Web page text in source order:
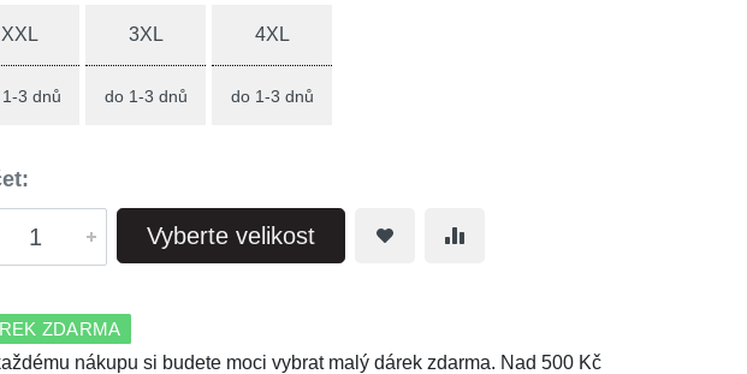
XXL
3 dnů
3XL
do 1-3 dnů
4XL
do 1-3 dnů
Vyberte velikost
ZDARMA
nákupu si budete moci vybrat malý dárek zdarma. Nad 500 Kč